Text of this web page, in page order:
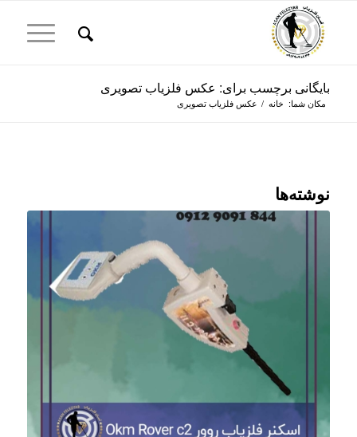
بایگانی برچسب برای: عکس فلزیاب تصویری
مکان شما: خانه / عکس فلزیاب تصویری
نوشته‌ها